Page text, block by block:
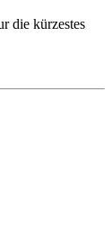
die kürzestes